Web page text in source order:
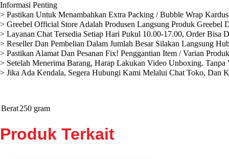
Informasi Penting
> Pastikan Untuk Menambahkan Extra Packing / Bubble Wrap
> Greebel Official Store Adalah Produsen Langsung Produk
> Layanan Chat Tersedia Setiap Hari Pukul 10.00-17.00, Order Bisa
> Reseller Dan Pembelian Dalam Jumlah Besar Silakan Langsung
> Pastikan Alamat Dan Pesanan Fix! Penggantian Item / Varian
> Setelah Menerima Barang, Harap Lakukan Video Unboxing.
> Jika Ada Kendala, Segera Hubungi Kami Melalui Chat Toko, Dan
Berat250 gram
Produk Terkait